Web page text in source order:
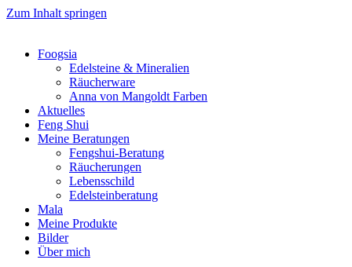
Zum Inhalt springen
Foogsia
Edelsteine & Mineralien
Räucherware
Anna von Mangoldt Farben
Aktuelles
Feng Shui
Meine Beratungen
Fengshui-Beratung
Räucherungen
Lebensschild
Edelsteinberatung
Mala
Meine Produkte
Bilder
Über mich